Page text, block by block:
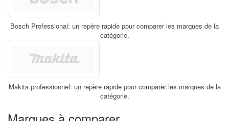
Bosch Professional: un repère rapide pour comparer les marques de la
catégorie.
Makita professionnel: un repère rapide pour comparer les marques de la
catégorie.